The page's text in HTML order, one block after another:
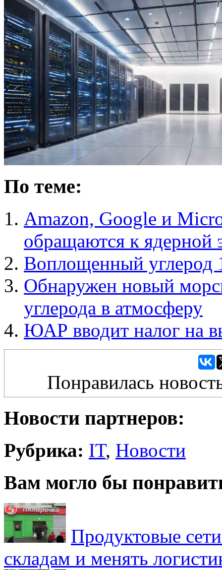
По теме:
Amazon, Google и
обращаются к ядерной
Воплощенный углерод
Обнаружен новый
углерода в атмосферу
ЮАР вводит налог на
Понравилась
Новости партнеров:
Рубрика: IT, Новости
Вам могло бы
Продуктовые
складам и менять